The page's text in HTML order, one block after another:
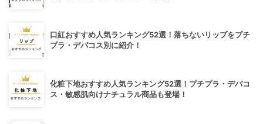
口紅おすすめ人気ランキング52選！落ちないリップをプチ
プラ・デパコス別に紹介！
化粧下地おすすめ人気ランキング52選！プチプラ・デパコ
ス・敏感肌向けナチュラル商品も登場！